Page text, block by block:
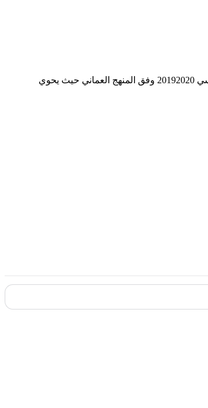
يحتوي الملف المرفق على مجموعة من اختبارات تدريبية في فهم المقروء للصف الرابع الأساسي في مادة اللغة العربية للفصل الدراسي الأول للعام الدراسي 20192020 وفق المنهج العماني حيث يحوي